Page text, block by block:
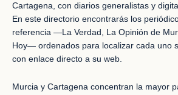
Cartagena, con diarios generalistas y
En este directorio encontrarás los
referencia —La Verdad, La Opinión de
Hoy— ordenados para localizar cada uno
con enlace directo a su web.
Murcia y Cartagena concentran la mayor